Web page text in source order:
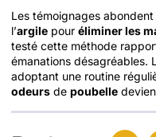
Les témoignages
l’argile pour éliminer les
testé cette méthode
émanations désagréables.
adoptant une routine
odeurs de poubelle